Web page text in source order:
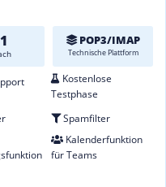
POP3/IMAP
Technische Plattform
Kostenlose
Testphase
Spamfilter
Kalenderfunktion
für Teams